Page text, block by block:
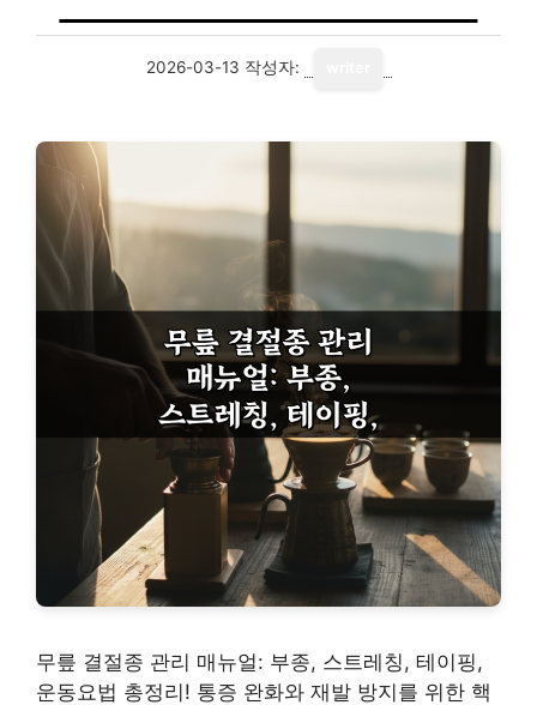
2026-03-13 작성자:
무릎 결절종 관리 매뉴얼: 부종, 스트레칭, 테이핑,
운동요법 총정리! 통증 완화와 재발 방지를 위한 핵